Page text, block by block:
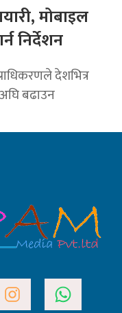
मोबाइल
निर्देशन
देशभित्र
बढाउन